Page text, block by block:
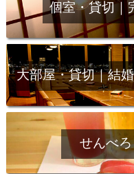
個室・貸切｜
大部屋・貸切｜結
せんべ